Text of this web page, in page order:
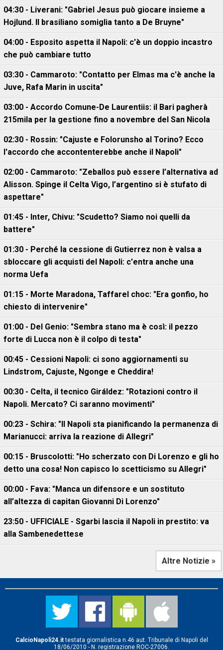
04:30 - Liverani: "Gabriel Jesus può giocare insieme a
Hojlund. Il brasiliano somiglia tanto a De Bruyne"
04:00 - Esposito aspetta il Napoli: c'è un doppio incastro
che può cambiare tutto
03:30 - Cammaroto: "Contatto per Elmas ma c'è anche la
Juve, Rafa Marin in uscita"
03:00 - Accordo Comune-De Laurentiis: il Bari pagherà
215mila per la gestione fino a novembre del San Nicola
02:30 - Rossin: "Cajuste e Folorunsho al Torino? Ecco
l'accordo che accontenterebbe anche il Napoli"
02:00 - Cammaroto: "Zeballos può essere l’alternativa ad
Alisson. Spinge il Celta Vigo, l’argentino si è stufato di
aspettare"
01:45 - Inter, Chivu: "Scudetto? Siamo noi quelli da
battere"
01:30 - Perché la cessione di Gutierrez non è valsa a
sbloccare gli acquisti del Napoli: c'entra anche una
norma Uefa
01:15 - Morte Maradona, Taffarel choc: "Era gonfio, ho
chiesto di intervenire"
01:00 - Del Genio: "Sembra stano ma è così: il pezzo
forte di Lucca non è il colpo di testa"
00:45 - Cessioni Napoli: ci sono aggiornamenti su
Lindstrom, Cajuste, Ngonge e Cheddira!
00:30 - Celta, il tecnico Giráldez: "Rotazioni contro il
Napoli. Mercato? Ci saranno movimenti"
00:23 - Schira: "Il Napoli sta pianificando la permanenza di
Marianucci: arriva la reazione di Allegri"
00:15 - Bruscolotti: "Ho scherzato con Di Lorenzo e gli ho
detto una cosa! Non capisco lo scetticismo su Allegri"
00:00 - Fava: "Manca un difensore e un sostituto
all’altezza di capitan Giovanni Di Lorenzo"
23:50 - UFFICIALE - Sgarbi lascia il Napoli in prestito: va
alla Sambenedettese
Altre Notizie »
CalcioNapoli24.ittestata giornalistica n.46 aut. Tribunale di Napoli del
18/06/2010 - N. registrazione ROC-27006.